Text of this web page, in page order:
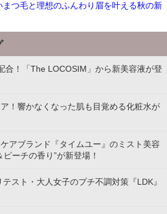
まつ毛と理想のふんわり眉を叶える秋の新
合！「The LOCOSIM」から新美容液が登
！響かなくなった肌も目覚める化粧水が
アブランド『タイムユー』のミスト美容
ーチの香り”が新登場！
スト・大人女子のプチ不調対策『LDK』